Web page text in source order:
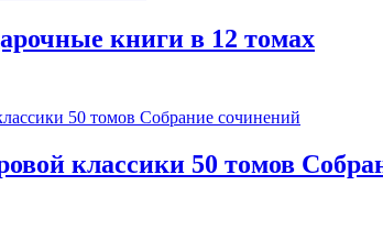
книги в 12 томах
классики 50 томов